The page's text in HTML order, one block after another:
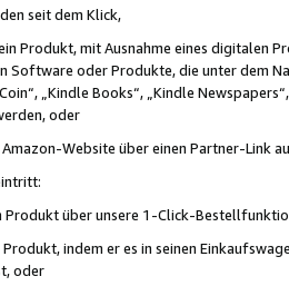
seit dem Klick,
Produkt, mit Ausnahme eines digitalen
Software oder Produkte, die unter dem
„Kindle Books“, „Kindle
oder
Website über einen Partner-Link
über unsere 1-Click-
indem er es in seinen
oder